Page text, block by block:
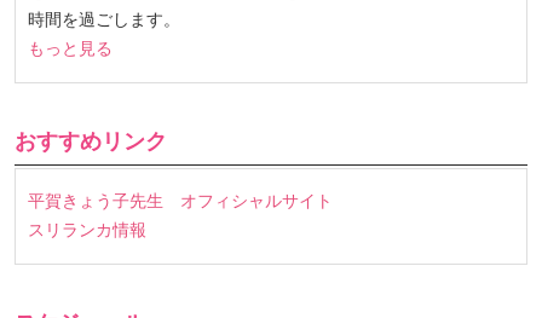
時間を過ごします。
もっと見る
おすすめリンク
平賀きょう子先生 オフィシャルサイト
スリランカ情報